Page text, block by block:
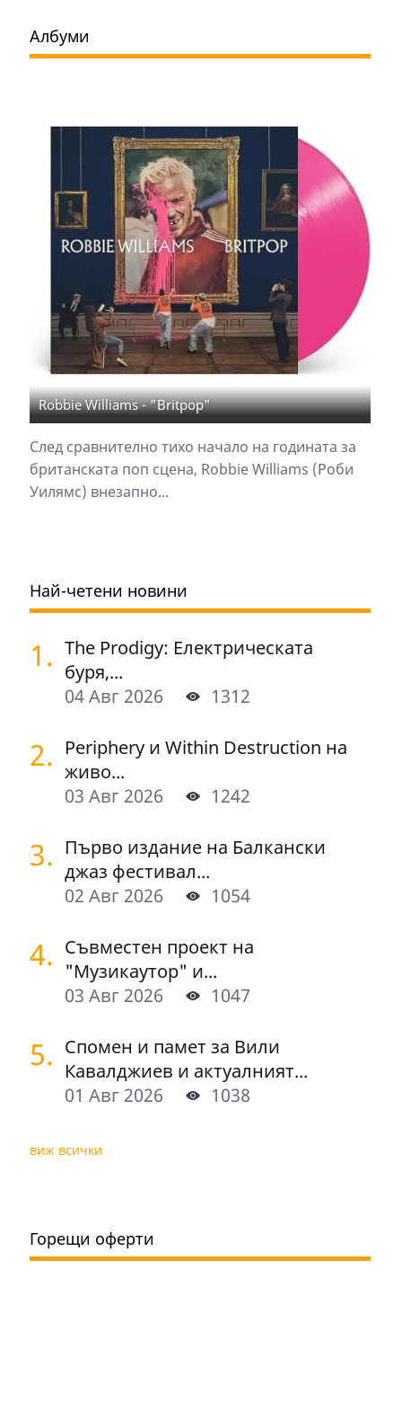
Албуми
Robbie Williams - "Britpop"
След сравнително тихо начало на годината за
британската поп сцена, Robbie Williams (Роби
Уилямс) внезапно...
Най-четени новини
1. The Prodigy: Електрическата
буря,...
04 Авг 2026
1312
2. Periphery и Within Destruction на
живо...
03 Авг 2026
1242
3. Първо издание на Балкански
джаз фестивал...
02 Авг 2026
1054
4. Съвместен проект на
"Музикаутор" и...
03 Авг 2026
1047
5. Спомен и памет за Вили
Кавалджиев и актуалният...
01 Авг 2026
1038
виж всички
Горещи оферти